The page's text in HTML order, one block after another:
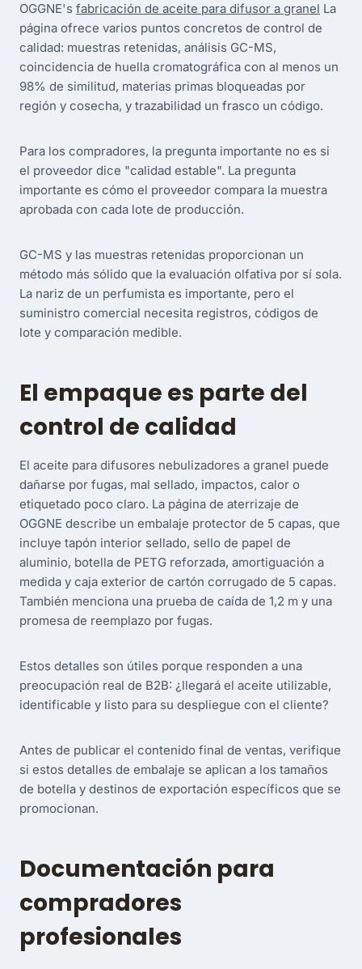
OGGNE's fabricación de aceite para difusor a granel La
página ofrece varios puntos concretos de control de
calidad: muestras retenidas, análisis GC-MS,
coincidencia de huella cromatográfica con al menos un
98% de similitud, materias primas bloqueadas por
región y cosecha, y trazabilidad un frasco un código.
Para los compradores, la pregunta importante no es si
el proveedor dice "calidad estable". La pregunta
importante es cómo el proveedor compara la muestra
aprobada con cada lote de producción.
GC-MS y las muestras retenidas proporcionan un
método más sólido que la evaluación olfativa por sí sola.
La nariz de un perfumista es importante, pero el
suministro comercial necesita registros, códigos de
lote y comparación medible.
El empaque es parte del
control de calidad
El aceite para difusores nebulizadores a granel puede
dañarse por fugas, mal sellado, impactos, calor o
etiquetado poco claro. La página de aterrizaje de
OGGNE describe un embalaje protector de 5 capas, que
incluye tapón interior sellado, sello de papel de
aluminio, botella de PETG reforzada, amortiguación a
medida y caja exterior de cartón corrugado de 5 capas.
También menciona una prueba de caída de 1,2 m y una
promesa de reemplazo por fugas.
Estos detalles son útiles porque responden a una
preocupación real de B2B: ¿llegará el aceite utilizable,
identificable y listo para su despliegue con el cliente?
Antes de publicar el contenido final de ventas, verifique
si estos detalles de embalaje se aplican a los tamaños
de botella y destinos de exportación específicos que se
promocionan.
Documentación para
compradores
profesionales